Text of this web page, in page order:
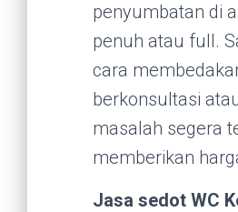
penyumbatan di
penuh atau full.
cara
berkonsultasi
masalah segera
memberikan
Jasa sedot WC